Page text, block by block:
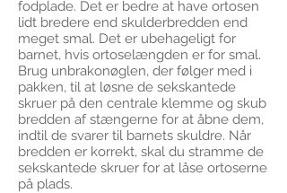
fodplade. Det er bedre at have ortosen
lidt bredere end skulderbredden end
meget smal. Det er ubehageligt for
barnet, hvis ortoselængden er for smal.
Brug unbrakonøglen, der følger med i
pakken, til at løsne de sekskantede
skruer på den centrale klemme og skub
bredden af ​​stængerne for at åbne dem,
indtil de svarer til barnets skuldre. Når
bredden er korrekt, skal du stramme de
sekskantede skruer for at låse ortoserne
på plads.